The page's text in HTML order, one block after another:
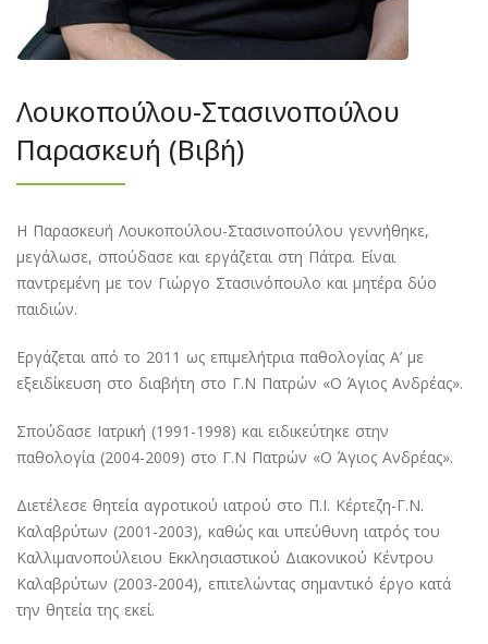
Λουκοπούλου-Στασινοπούλου
Παρασκευή (Βιβή)
Η Παρασκευή Λουκοπούλου-Στασινοπούλου γεννήθηκε,
μεγάλωσε, σπούδασε και εργάζεται στη Πάτρα. Είναι
παντρεμένη με τον Γιώργο Στασινόπουλο και μητέρα δύο
παιδιών.
Εργάζεται από το 2011 ως επιμελήτρια παθολογίας Α’ με
εξειδίκευση στο διαβήτη στο Γ.Ν Πατρών «Ο Άγιος Ανδρέας».
Σπούδασε Ιατρική (1991-1998) και ειδικεύτηκε στην
παθολογία (2004-2009) στο Γ.Ν Πατρών «Ο Άγιος Ανδρέας».
Διετέλεσε θητεία αγροτικού ιατρού στο Π.Ι. Κέρτεζη-Γ.Ν.
Καλαβρύτων (2001-2003), καθώς και υπεύθυνη ιατρός του
Καλλιμανοπούλειου Εκκλησιαστικού Διακονικού Κέντρου
Καλαβρύτων (2003-2004), επιτελώντας σημαντικό έργο κατά
την θητεία της εκεί.